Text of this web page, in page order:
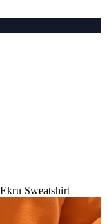
Sweatshirt